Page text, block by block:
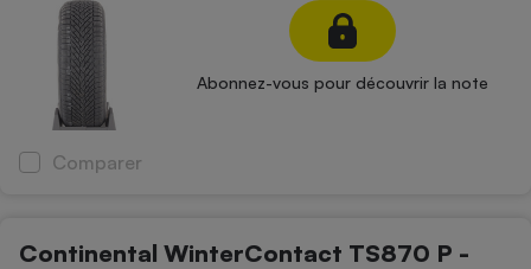
Abonnez-vous pour découvrir la note
Comparer
Continental WinterContact TS870 P -